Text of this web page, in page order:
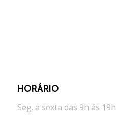
HORÁRIO
Seg. a sexta das 9h ás 19h